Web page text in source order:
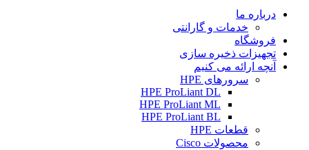
درباره ما
خدمات و گارانتی
فروشگاه
تجهیزات ذخیره سازی
آنچه ارائه می کنیم
سرورهای HPE
HPE ProLiant DL
HPE ProLiant ML
HPE ProLiant BL
قطعات HPE
محصولات Cisco